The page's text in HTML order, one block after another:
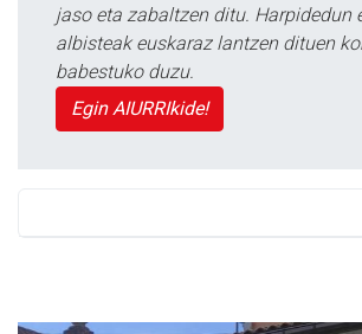
jaso eta zabaltzen ditu. Harpidedun
albisteak euskaraz lantzen dituen
babestuko duzu.
Egin AIURRIkide!